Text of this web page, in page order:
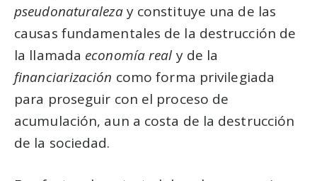
pseudonaturalezay constituye una de las
causas fundamentales de la destrucción de
la llamada economía real y de la
financiarización como forma privilegiada
para proseguir con el proceso de
acumulación, aun a costa de la destrucción
de la sociedad.